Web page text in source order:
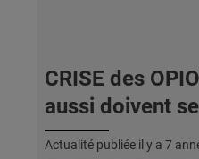
CRISE des
aussi doivent
Actualité publiée il y a 7